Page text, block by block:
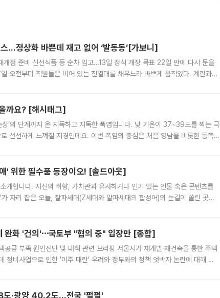
…정상화 바쁜데 재고 없어 ‘발동동’[가보니]
개점 준비 신선식품 등 순차 입고…13일 정식 개장 목표 22일 만에 다시 문을
오전부터 직원들은 비어 있는 진열대를 채우느라 바쁘게 움직였다. 계란과
까요? [해시태그]
상’의 단계까지 온 지독하고 지독한 폭염입니다. 낮 기온이 37~39도를 찍는 극
선선하게 느껴질 지경인데요. 이번 폭염의 중심은 처음 영남을 비롯한 동쪽
' 위한 필수품 등장이오! [솔드아웃]
개합니다. 자신의 취향, 가치관과 유사하거나 인기 있는 인물 혹은 콘텐츠를
자리 잡은 오늘, 잘파세대(Z세대와 알파세대의 합성어)의 눈길이 쏠린 곳은
완화 '건의'⋯국토부 "협의 중" 입장만 [종합]
공급 부족 원인진단 및 대책 관련 브리핑 서울시가 재개발·재건축을 통한 주택
정비사업으로 인한 '이주 대란' 우려와 정부와의 정책 엇박자 논란에 대해 정
·광양 40.2도…전국 '펄펄'